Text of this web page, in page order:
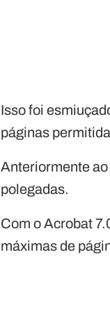
Isso foi
páginas
Anteriormente ao
polegadas.
Com o Acrobat
máximas de